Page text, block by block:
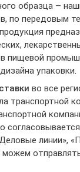
образца –
по передовым
пищевой
упаковки.
во все
транспортной
линии»,